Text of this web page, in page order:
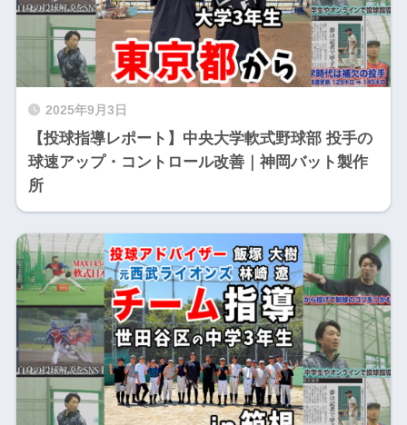
2025年9月3日
【投球指導レポート】中央大学軟式野球部 投手の
球速アップ・コントロール改善｜神岡バット製作
所